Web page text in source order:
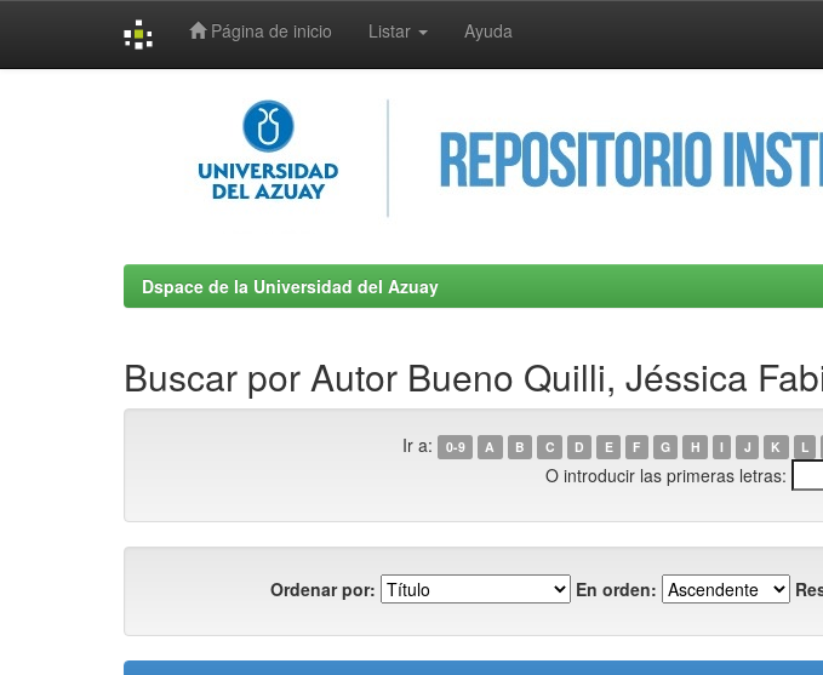
Página de inicio Listar Ayuda
Dspace de la Universidad del Azuay
Buscar por Autor Bueno Quilli, Jéssica
Ir a: 0-9 A B C D E F G H I J K L
O introducir las primeras letras:
Ordenar por: En orden: